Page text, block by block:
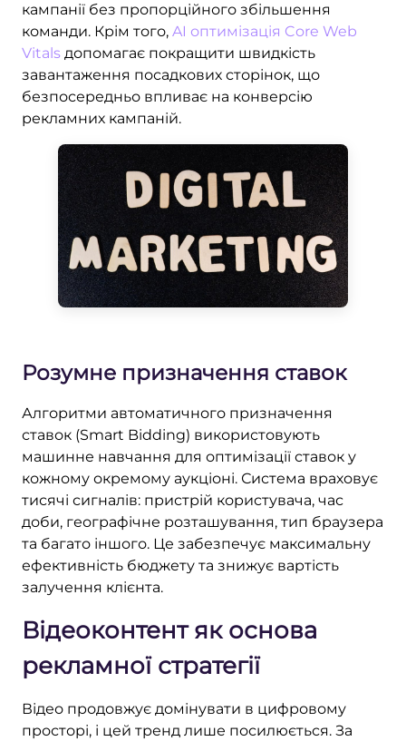
кампанії без пропорційного збільшення
команди. Крім того, AI оптимізація Core Web
Vitals допомагає покращити швидкість
завантаження посадкових сторінок, що
безпосередньо впливає на конверсію
рекламних кампаній.
Розумне призначення ставок
Алгоритми автоматичного призначення
ставок (Smart Bidding) використовують
машинне навчання для оптимізації ставок у
кожному окремому аукціоні. Система враховує
тисячі сигналів: пристрій користувача, час
доби, географічне розташування, тип браузера
та багато іншого. Це забезпечує максимальну
ефективність бюджету та знижує вартість
залучення клієнта.
Відеоконтент як основа
рекламної стратегії
Відео продовжує домінувати в цифровому
просторі, і цей тренд лише посилюється. За